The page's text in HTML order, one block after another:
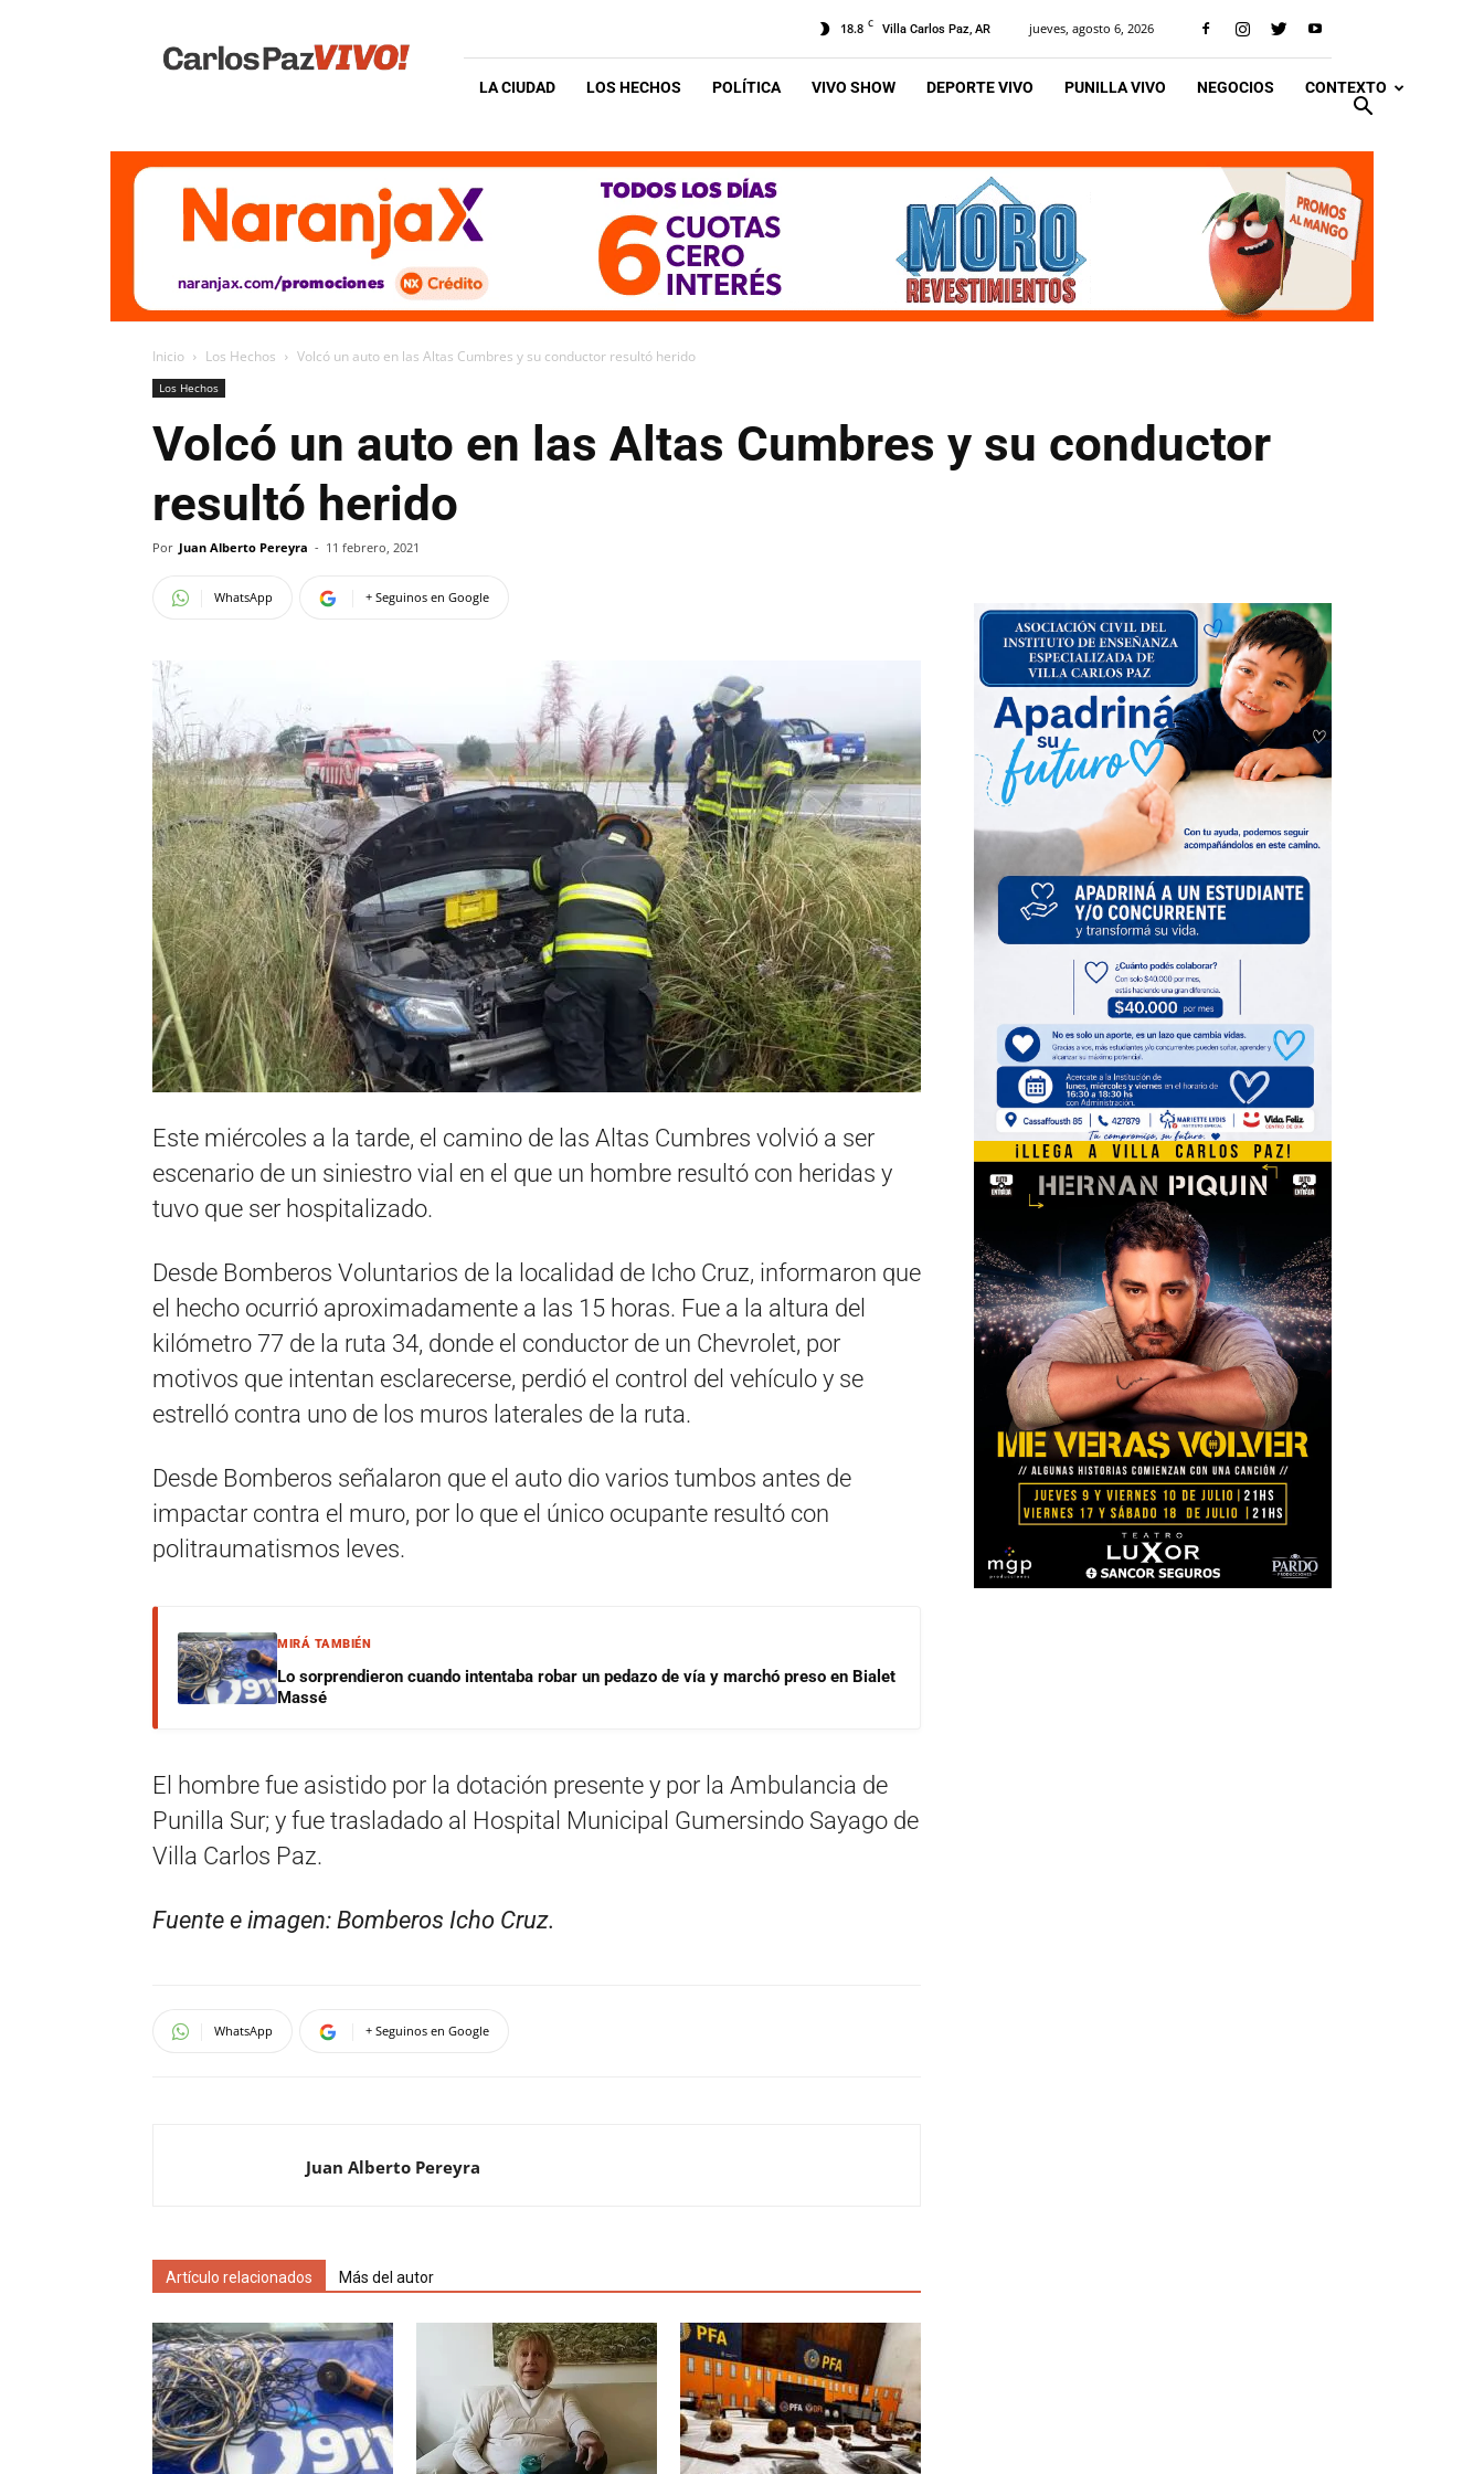
Vivo
18.8 C Villa Carlos Paz, AR jueves, agosto 6, 2026
LA CIUDAD LOS HECHOS POLÍTICA VIVO SHOW DEPORTE VIVO PUNILLA VIVO NEGOCIOS CONTEXTO
Inicio Los Hechos Volcó un auto en las Altas Cumbres y su conductor resultó herido
Los Hechos
Volcó un auto en las Altas Cumbres y su conductor
resultó herido
Por Juan Alberto Pereyra - 11 febrero, 2021
WhatsApp + Seguinos en Google
Este miércoles a la tarde, el camino de las Altas Cumbres volvió a ser
escenario de un siniestro vial en el que un hombre resultó con heridas y
tuvo que ser hospitalizado.
Desde Bomberos Voluntarios de la localidad de Icho Cruz, informaron que
el hecho ocurrió aproximadamente a las 15 horas. Fue a la altura del
kilómetro 77 de la ruta 34, donde el conductor de un Chevrolet, por
motivos que intentan esclarecerse, perdió el control del vehículo y se
estrelló contra uno de los muros laterales de la ruta.
Desde Bomberos señalaron que el auto dio varios tumbos antes de
impactar contra el muro, por lo que el único ocupante resultó con
politraumatismos leves.
MIRÁ TAMBIÉN
Lo sorprendieron cuando intentaba robar un pedazo de vía y marchó preso en Bialet
Massé
El hombre fue asistido por la dotación presente y por la Ambulancia de
Punilla Sur; y fue trasladado al Hospital Municipal Gumersindo Sayago de
Villa Carlos Paz.
Fuente e imagen: Bomberos Icho Cruz.
WhatsApp + Seguinos en Google
Juan Alberto Pereyra
Artículo relacionados Más del autor